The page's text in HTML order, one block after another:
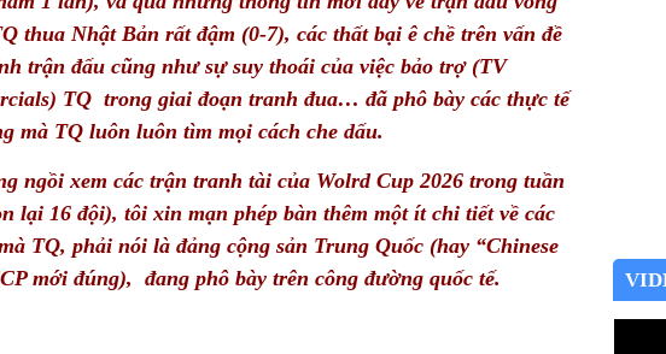
thua Nhật Bản rất đậm (0-7), các thất bại ê chề trên vấn đề
trận đấu cũng như sự suy thoái của việc bảo trợ (TV
TQ trong giai đoạn tranh đua… đã phô bày các thực tế
mà TQ luôn luôn tìm mọi cách che dấu.
ngồi xem các trận tranh tài của Wolrd Cup 2026 trong tuần
lại 16 đội), tôi xin mạn phép bàn thêm một ít chi tiết về các
TQ, phải nói là đảng cộng sản Trung Quốc (hay “Chinese
mới đúng), đang phô bày trên công đường quốc tế.